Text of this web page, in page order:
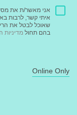
אני מאשר/ת את
איתי קשר, לרבות
שאוכל לבטל את
בהם תחול
Online Only